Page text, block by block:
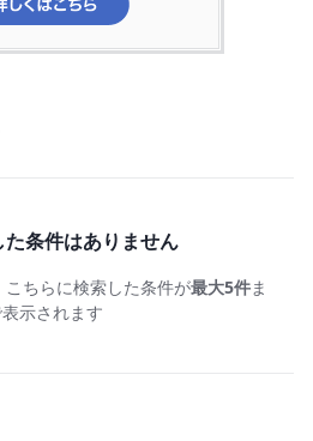
条件はありません
ちらに検索した条件が最大5件ま
示されます